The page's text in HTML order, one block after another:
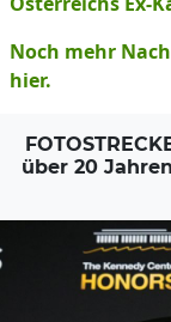
Noch mehr
hier.
über 20